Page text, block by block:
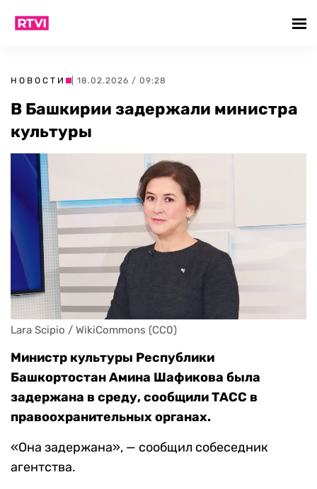
НОВОСТИ | 18.02.2026 / 09:28
В Башкирии задержали министра
культуры
Lara Scipio / WikiCommons (CC0)
Министр культуры Республики
Башкортостан Амина Шафикова была
задержана в среду, сообщили ТАСС в
правоохранительных органах.
«Она задержана», — сообщил собеседник
агентства.